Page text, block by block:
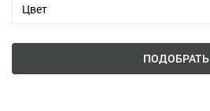
Цвет
ПОДОБРАТЬ